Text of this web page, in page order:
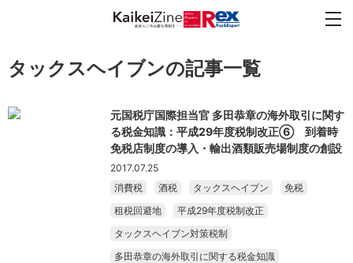
タックスヘイブンの記事一覧
元国税庁国際担当官 多田恭章の海外取引に関す
る税金知識：平成29年度税制改正⑥ 到着時
免税店制度の導入・輸出酒類販売場制度の創設
2017.07.25
消費税
酒税 タックスヘイブン
免税
租税回避地
平成29年度税制改正
タックスヘイブン対策税制
多田恭章の海外取引に関する税金知識